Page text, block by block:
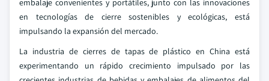
embalaje convenientes y portátiles, junto con las innovaciones
en tecnologías de cierre sostenibles y ecológicas, está
impulsando la expansión del mercado.
La industria de cierres de tapas de plástico en China está
experimentando un rápido crecimiento impulsado por las